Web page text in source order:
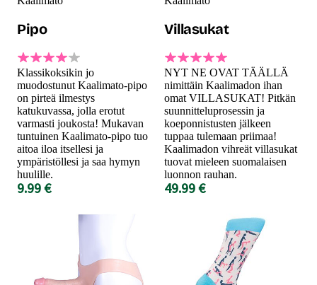
Pipo
Klassikoksikin jo
muodostunut Kaalimato-pipo
on pirteä ilmestys
katukuvassa, jolla erotut
varmasti joukosta! Mukavan
tuntuinen Kaalimato-pipo tuo
aitoa iloa itsellesi ja
ympäristöllesi ja saa hymyn
huulille.
9.99 €
Villasukat
NYT NE OVAT TÄÄLLÄ
nimittäin Kaalimadon ihan
omat VILLASUKAT! Pitkän
suunnitteluprosessin ja
koeponnistusten jälkeen
tuppaa tulemaan priimaa!
Kaalimadon vihreät villasukat
tuovat mieleen suomalaisen
luonnon rauhan.
49.99 €